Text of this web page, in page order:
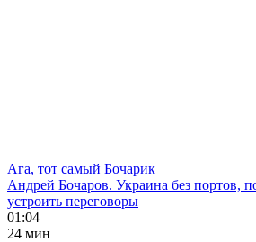
Ага, тот самый Бочарик
Андрей Бочаров. Украина без портов,
устроить переговоры
01:04
24 мин